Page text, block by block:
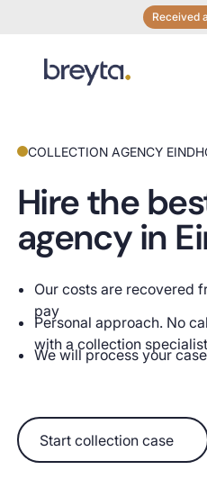
Received
COLLECTION AGENCY
Hire the
agency in
Our costs are recovered
pay
Personal approach. No
with a collection specialist
We will process your
Start collection case
Start collection case